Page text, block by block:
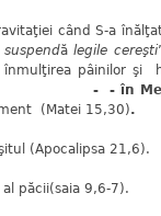
când S-a
suspendălegile cereşti
pâinilor şi
21). - - în
(Matei 15,30).
(Apocalipsa 21,6).
păcii(saia 9,6-7).